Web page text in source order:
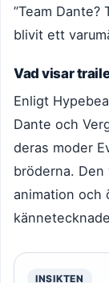
”Team Dante?
blivit ett
Vad visar
Enligt
Dante och
deras moder
bröderna.
animation och
INSIKTEN